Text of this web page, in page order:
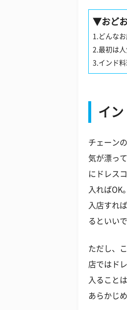
▼おど
1.どんな
2.最初は
3.インド
イン
チェーン
気が漂っ
にドレス
入ればOK
入店すれ
るといい
ただし、
店ではド
入ること
あらかじ